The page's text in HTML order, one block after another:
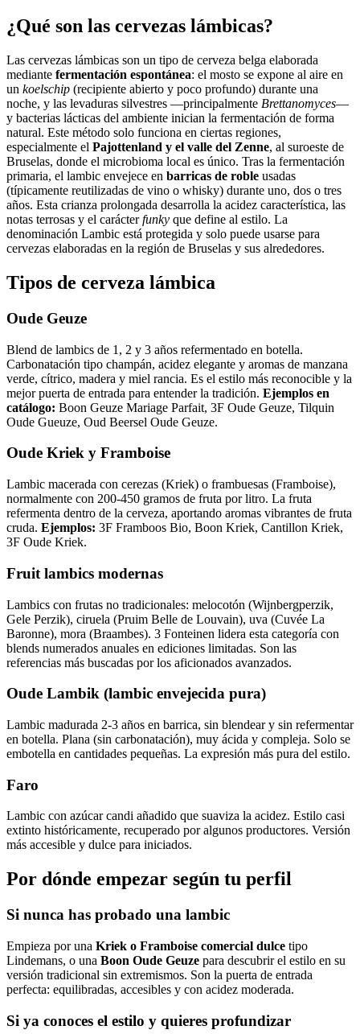
¿Qué son las cervezas lámbicas?
Las cervezas lámbicas son un tipo de cerveza belga elaborada
mediante fermentación espontánea: el mosto se expone al aire en
un koelschip (recipiente abierto y poco profundo) durante una
noche, y las levaduras silvestres —principalmente Brettanomyces—
y bacterias lácticas del ambiente inician la fermentación de forma
natural. Este método solo funciona en ciertas regiones,
especialmente el Pajottenland y el valle del Zenne, al suroeste de
Bruselas, donde el microbioma local es único. Tras la fermentación
primaria, el lambic envejece en barricas de roble usadas
(típicamente reutilizadas de vino o whisky) durante uno, dos o tres
años. Esta crianza prolongada desarrolla la acidez característica, las
notas terrosas y el carácterfunky que define al estilo. La
denominación Lambic está protegida y solo puede usarse para
cervezas elaboradas en la región de Bruselas y sus alrededores.
Tipos de cerveza lámbica
Oude Geuze
Blend de lambics de 1, 2 y 3 años refermentado en botella.
Carbonatación tipo champán, acidez elegante y aromas de manzana
verde, cítrico, madera y miel rancia. Es el estilo más reconocible y la
mejor puerta de entrada para entender la tradición. Ejemplos en
catálogo: Boon Geuze Mariage Parfait, 3F Oude Geuze, Tilquin
Oude Gueuze, Oud Beersel Oude Geuze.
Oude Kriek y Framboise
Lambic macerada con cerezas (Kriek) o frambuesas (Framboise),
normalmente con 200-450 gramos de fruta por litro. La fruta
refermenta dentro de la cerveza, aportando aromas vibrantes de fruta
cruda. Ejemplos: 3F Framboos Bio, Boon Kriek, Cantillon Kriek,
3F Oude Kriek.
Fruit lambics modernas
Lambics con frutas no tradicionales: melocotón (Wijnbergperzik,
Gele Perzik), ciruela (Pruim Belle de Louvain), uva (Cuvée La
Baronne), mora (Braambes). 3 Fonteinen lidera esta categoría con
blends numerados anuales en ediciones limitadas. Son las
referencias más buscadas por los aficionados avanzados.
Oude Lambik (lambic envejecida pura)
Lambic madurada 2-3 años en barrica, sin blendear y sin refermentar
en botella. Plana (sin carbonatación), muy ácida y compleja. Solo se
embotella en cantidades pequeñas. La expresión más pura del estilo.
Faro
Lambic con azúcar candi añadido que suaviza la acidez. Estilo casi
extinto históricamente, recuperado por algunos productores. Versión
más accesible y dulce para iniciados.
Por dónde empezar según tu perfil
Si nunca has probado una lambic
Empieza por una Kriek o Framboise comercial dulce tipo
Lindemans, o una Boon Oude Geuze para descubrir el estilo en su
versión tradicional sin extremismos. Son la puerta de entrada
perfecta: equilibradas, accesibles y con acidez moderada.
Si ya conoces el estilo y quieres profundizar